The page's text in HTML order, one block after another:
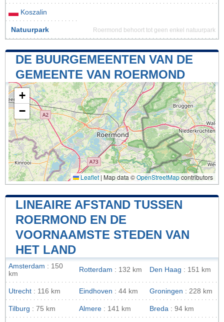
Koszalin
Natuurpark Roermond behoort tot geen enkel natuurpark
DE BUURGEMEENTEN VAN DE
GEMEENTE VAN ROERMOND
+
−
Leaflet | Map data ©OpenStreetMapcontributors
LINEAIRE AFSTAND TUSSEN
ROERMOND EN DE
VOORNAAMSTE STEDEN VAN
HET LAND
Amsterdam : 150
km
Rotterdam : 132 km Den Haag : 151 km
Utrecht : 116 km Eindhoven : 44 km Groningen : 228 km
Tilburg : 75 km Almere : 141 km Breda : 94 km